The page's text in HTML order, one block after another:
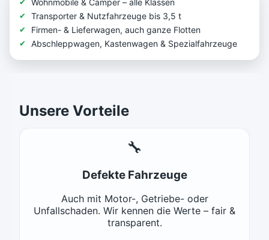
Transporter & Nutzfahrzeuge bis 3,5 t
Firmen- & Lieferwagen, auch ganze Flotten
Abschleppwagen, Kastenwagen & Spezialfahrzeuge
Unsere Vorteile
🔧
Defekte Fahrzeuge
Auch mit Motor-, Getriebe- oder
Unfallschaden. Wir kennen die Werte – fair &
transparent.